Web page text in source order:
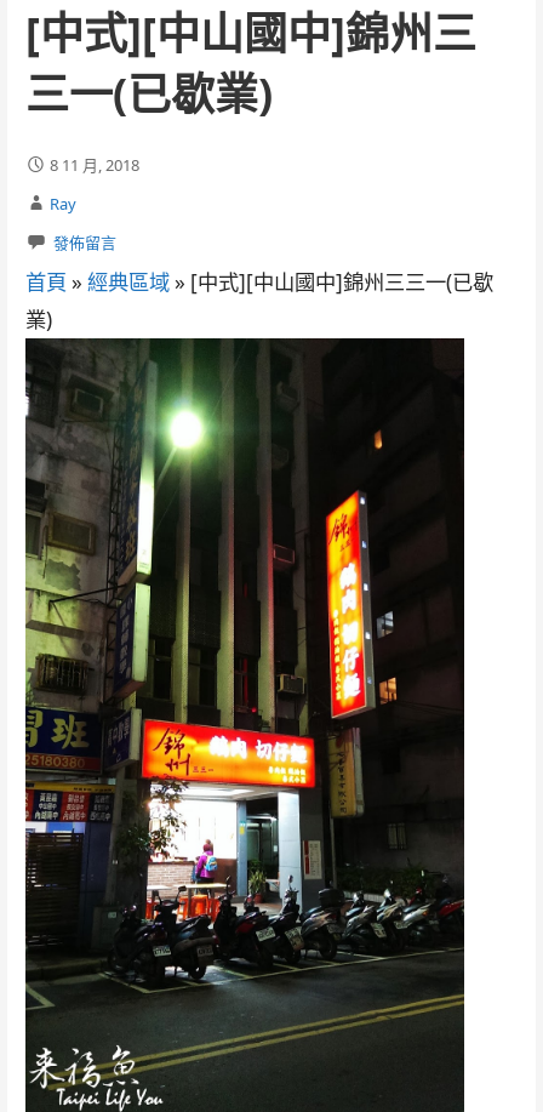
[中式][中山國中]錦州三
三一(已歇業)
8 11 月, 2018
Ray
發佈留言
首頁 » 經典區域» [中式][中山國中]錦州三三一(已歇
業)